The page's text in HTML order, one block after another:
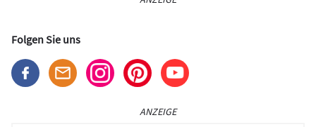
Folgen Sie uns
ANZEIGE